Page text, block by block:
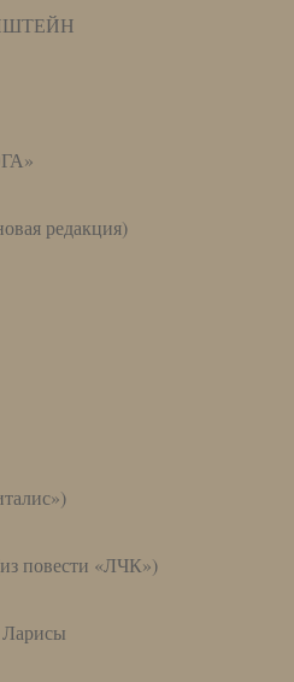
редакция)
повести «ЛЧК»)